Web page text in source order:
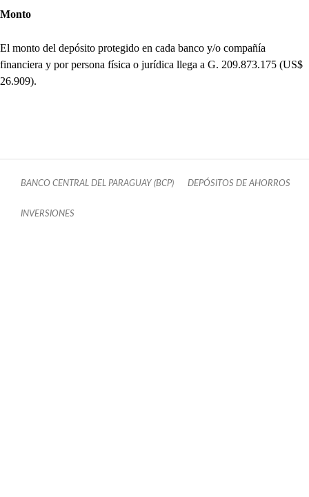
Monto
El monto del depósito protegido en cada banco y/o compañía
financiera y por persona física o jurídica llega a G. 209.873.175 (US$
26.909).
BANCO CENTRAL DEL PARAGUAY (BCP) DEPÓSITOS DE AHORROS
INVERSIONES